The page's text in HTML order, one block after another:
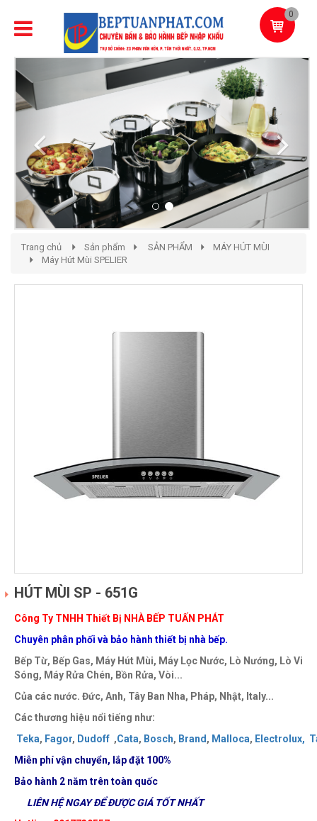
0
Previous
Trang chủ Sản phẩm SẢN PHẨM
MÁY HÚT MÙI
Máy Hút Mùi SPELIER
HÚT MÙI SP - 651G
Công Ty TNHH Thiết Bị NHÀ BẾP TUẤN PHÁT
Chuyên phân phối và bảo hành thiết bị nhà bếp.
Bếp Từ, Bếp Gas, Máy Hút Mùi, Máy Lọc Nước, Lò Nướng, Lò Vi
Sóng, Máy Rửa Chén, Bồn Rửa, Vòi...
Của các nước. Đức, Anh, Tây Ban Nha, Pháp, Nhật, Italy...
Các thương hiệu nổi tiếng như:
Teka, Fagor, Dudoff ,Cata, Bosch, Brand, Malloca, Electrolux,
Miễn phí vận chuyển, lắp đặt 100%
Bảo hành 2 năm trên toàn quốc
LIÊN HỆ NGAY ĐỂ ĐƯỢC GIÁ TỐT NHẤT